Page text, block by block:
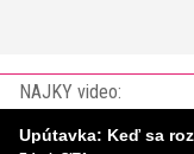
NAJKY video: